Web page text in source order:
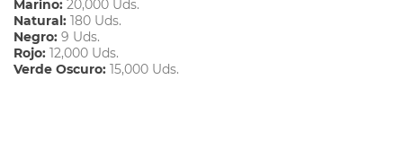
Marino: 20,000 Uds.
Natural: 180 Uds.
Negro: 9 Uds.
Rojo: 12,000 Uds.
Verde Oscuro: 15,000 Uds.